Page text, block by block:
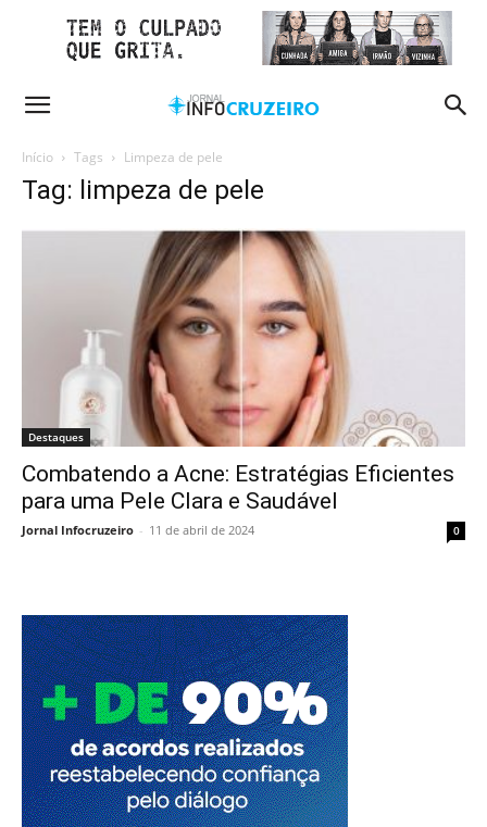
Início Tags Limpeza de pele
Tag: limpeza de pele
Destaques
Combatendo a Acne: Estratégias Eficientes
para uma Pele Clara e Saudável
Jornal Infocruzeiro - 11 de abril de 2024 0